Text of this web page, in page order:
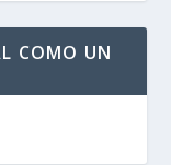
COMO UN